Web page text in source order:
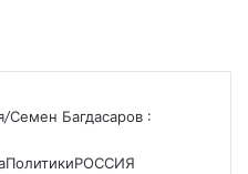
/Семен Багдасаров :
ПолитикиРОССИЯ